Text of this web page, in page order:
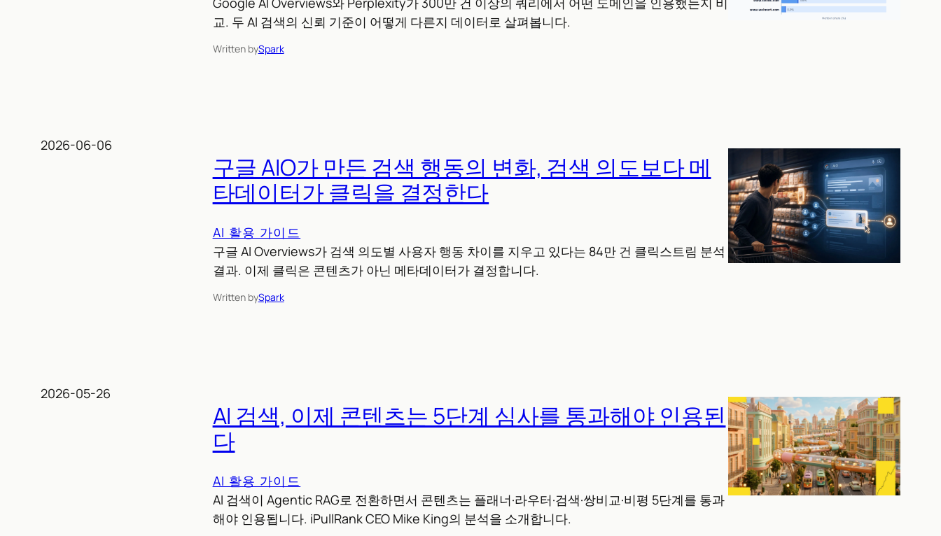
교. 두 AI 검색의 신뢰 기준이 어떻게 다른지 데이터로 살펴봅니다.
Written bySpark
2026-06-06
구글 AIO가 만든 검색 행동의 변화, 검색 의도보다 메
타데이터가 클릭을 결정한다
AI 활용 가이드
구글 AI Overviews가 검색 의도별 사용자 행동 차이를 지우고 있다는 84만 건 클릭스트림 분석
결과. 이제 클릭은 콘텐츠가 아닌 메타데이터가 결정합니다.
Written bySpark
2026-05-26
AI 검색, 이제 콘텐츠는 5단계 심사를 통과해야 인용된
다
AI 활용 가이드
AI 검색이 Agentic RAG로 전환하면서 콘텐츠는 플래너·라우터·검색·쌍비교·비평 5단계를 통과
해야 인용됩니다. iPullRank CEO Mike King의 분석을 소개합니다.